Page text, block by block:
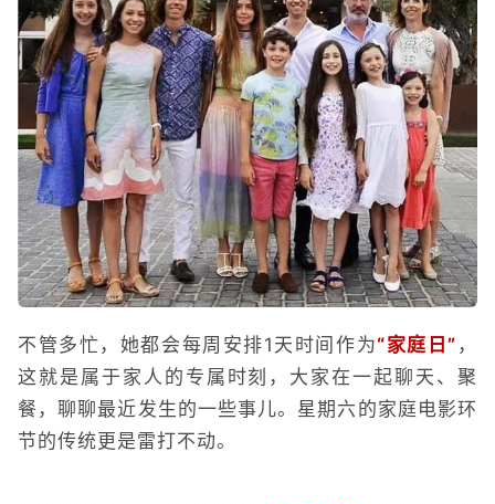
不管多忙，她都会每周安排1天时间作为“家庭日” ，
这就是属于家人的专属时刻，大家在一起聊天、聚
餐，聊聊最近发生的一些事儿。星期六的家庭电影环
节的传统更是雷打不动。